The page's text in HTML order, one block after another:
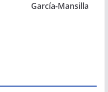
García-Mansilla